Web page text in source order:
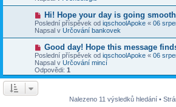
k
p
v
e
k
ý
p
í
s
p
ě
v
e
k
N
o
v
ý
í
s
p
ě
Hi! Hope your day is going
Poslední příspěvek od iqschoolApoke « 06
Napsal v Určování bankovek
N
o
v
ý
p
Good day! Hope this message
Poslední příspěvek od iqschoolApoke « 06
Napsal v Určování mincí
Odpovědi: 1
Nalezeno 11 výsledků hledání •